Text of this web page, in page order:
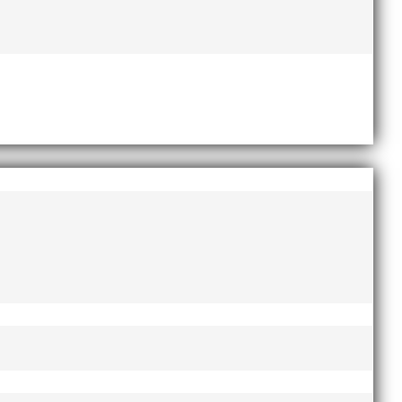
på häck och sprint. Träffen riktar sig till ALLA
för 13-14 åringar. De distrikt